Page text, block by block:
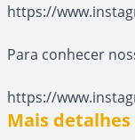
https://
Para conhecer
https://
Mais